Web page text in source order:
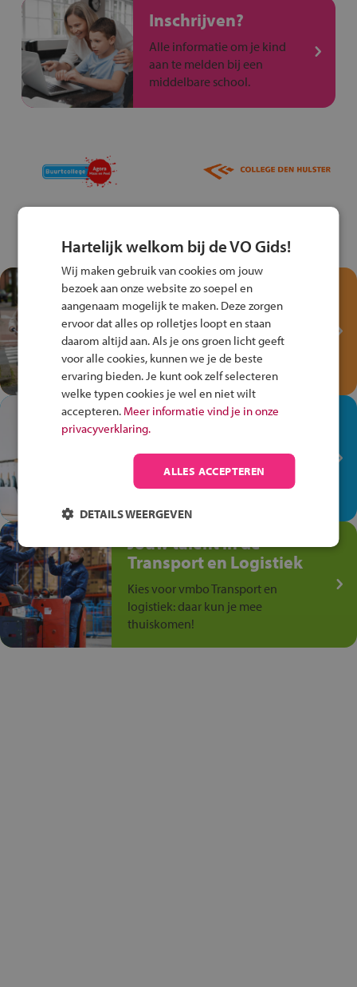
Inschrijven?
Alle informatie om je kind
aan te melden bij een
middelbare school.
Test je kennis met het
Fiets Veilig
Verkeersspel!
Speel het Fiets Veilig Verkeersspel
en win een Cortina-fiets!
In de winkel ben je op je
plek!
Ontdek via het vmbo jouw talent
op de winkelvloer, waar elke dag
Jouw talent in de
Transport en Logistiek
Kies voor vmbo Transport en
logistiek: daar kun je mee
thuiskomen!
Hartelijk welkom bij de VO Gids!
Wij maken gebruik van cookies om jouw
bezoek aan onze website zo soepel en
aangenaam mogelijk te maken. Deze zorgen
ervoor dat alles op rolletjes loopt en staan
daarom altijd aan. Als je ons groen licht geeft
voor alle cookies, kunnen we je de beste
ervaring bieden. Je kunt ook zelf selecteren
welke typen cookies je wel en niet wilt
accepteren. Meer informatie vind je in onze
privacyverklaring.
ALLES ACCEPTEREN
DETAILS WEERGEVEN